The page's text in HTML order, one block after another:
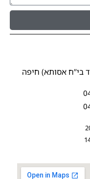
בי”ח אסותא) חיפה